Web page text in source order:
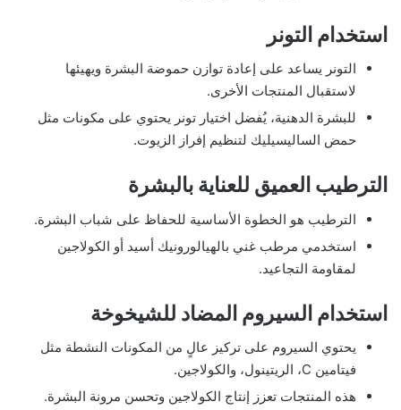
استخدام التونر
التونر يساعد على إعادة توازن حموضة البشرة ويهيئها
لاستقبال المنتجات الأخرى.
للبشرة الدهنية، يُفضل اختيار تونر يحتوي على مكونات مثل
حمض الساليسيليك لتنظيم إفراز الزيوت.
الترطيب العميق للعناية بالبشرة
الترطيب هو الخطوة الأساسية للحفاظ على شباب البشرة.
استخدمي مرطب غني بالهيالورونيك أسيد أو الكولاجين
لمقاومة التجاعيد.
استخدام السيروم المضاد للشيخوخة
يحتوي السيروم على تركيز عالٍ من المكونات النشطة مثل
فيتامين C، الريتينول، والكولاجين.
هذه المنتجات تعزز إنتاج الكولاجين وتحسن مرونة البشرة.